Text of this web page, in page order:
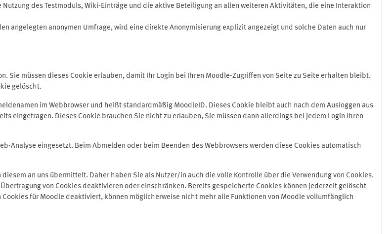
des Testmoduls, Wiki-Einträge und die aktive Beteiligung an allen weiteren Aktivitäten, die eine Interaktion
angelegten anonymen Umfrage, wird eine direkte Anonymisierung explizit angezeigt und solche Daten auch nur
Sie müssen dieses Cookie erlauben, damit Ihr Login bei Ihren Moodle-Zugriffen von Seite zu Seite erhalten bleibt.
gelöscht.
im Webbrowser und heißt standardmäßig MoodleID. Dieses Cookie bleibt auch nach dem Ausloggen aus
eingetragen. Dieses Cookie brauchen Sie nicht zu erlauben, Sie müssen dann allerdings bei jedem Login Ihren
Analyse eingesetzt. Beim Abmelden oder beim Beenden des Webbrowsers werden diese Cookies automatisch
an uns übermittelt. Daher haben Sie als Nutzer/in auch die volle Kontrolle über die Verwendung von Cookies.
von Cookies deaktivieren oder einschränken. Bereits gespeicherte Cookies können jederzeit gelöscht
für Moodle deaktiviert, können möglicherweise nicht mehr alle Funktionen von Moodle vollumfänglich